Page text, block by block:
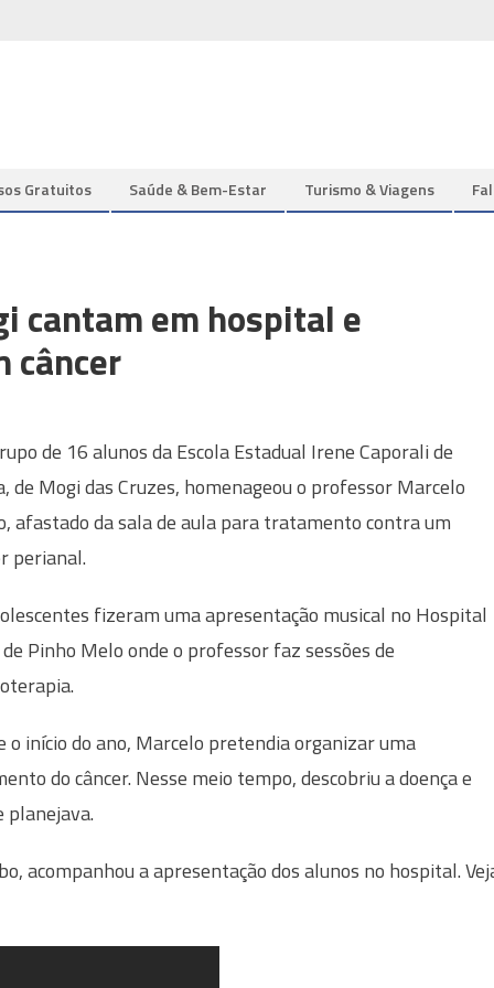
Gratuitos Saúde & Bem-Estar Turismo & Viagens
cantam em hospital e
câncer
de 16 alunos da Escola Estadual Irene Caporali de
de Mogi das Cruzes, homenageou o professor Marcelo
afastado da sala de aula para tratamento contra um
perianal.
fizeram uma apresentação musical no Hospital
Pinho Melo onde o professor faz sessões de
o início do ano, Marcelo pretendia organizar uma
do câncer. Nesse meio tempo, descobriu a doença e
planejava.
acompanhou a apresentação dos alunos no hospital.